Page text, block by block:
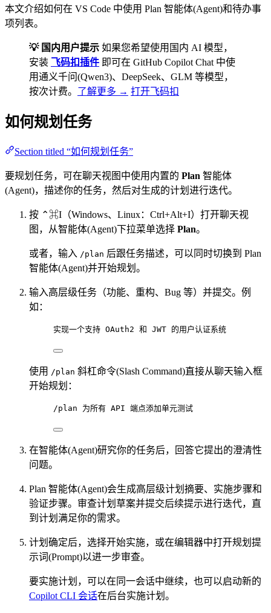
本文介绍如何在 VS Code 中使用 Plan 智能体(Agent)和待办事
项列表。
💡 国内用户提示 如果您希望使用国内 AI 模型，
安装 飞码扣插件 即可在 GitHub Copilot Chat 中使
用通义千问(Qwen3)、DeepSeek、GLM 等模型，
按次计费。 了解更多 → 打开飞码扣
如何规划任务
Section titled “如何规划任务”
要规划任务，可在聊天视图中使用内置的 Plan 智能体
(Agent)，描述你的任务，然后对生成的计划进行迭代。
按 ⌃⌘I（Windows、Linux：Ctrl+Alt+I）打开聊天视
图，从智能体(Agent)下拉菜单选择 Plan。
或者，输入 /plan 后跟任务描述，可以同时切换到 Plan
智能体(Agent)并开始规划。
输入高层级任务（功能、重构、Bug 等）并提交。例
如：
实现一个支持 OAuth2 和 JWT 的用户认证系统
使用 /plan 斜杠命令(Slash Command)直接从聊天输入框
开始规划：
/plan 为所有 API 端点添加单元测试
在智能体(Agent)研究你的任务后，回答它提出的澄清性
问题。
Plan 智能体(Agent)会生成高层级计划摘要、实施步骤和
验证步骤。审查计划草案并提交后续提示进行迭代，直
到计划满足你的需求。
计划确定后，选择开始实施，或在编辑器中打开规划提
示词(Prompt)以进一步审查。
要实施计划，可以在同一会话中继续，也可以启动新的
Copilot CLI 会话在后台实施计划。